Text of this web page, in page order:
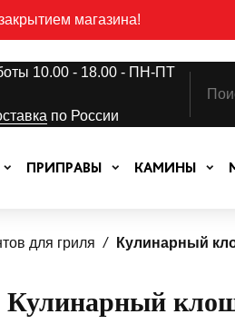
магазина!
10.00 - 18.00 - ПН-ПТ
по России
ПРИПРАВЫ КАМИНЫ
для гриля Кулинарный
Кулинарный